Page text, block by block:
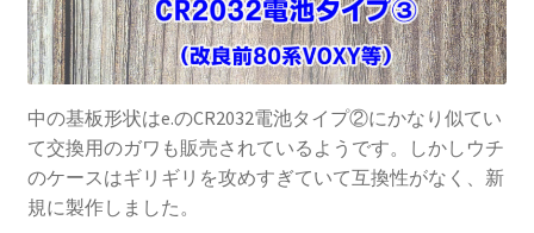
中の基板形状はe.のCR2032電池タイプ②にかなり似てい
て交換用のガワも販売されているようです。しかしウチ
のケースはギリギリを攻めすぎていて互換性がなく、新
規に製作しました。